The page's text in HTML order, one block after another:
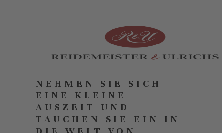
NEHMEN SIE SICH
EINE KLEINE
AUSZEIT UND
TAUCHEN SIE EIN IN